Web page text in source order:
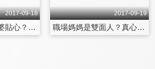
2017-09-18
靠北老公！對老婆貼心？一切都是陰謀？！ 第109集
2017-09-19
職場媽媽是雙面人？真心話大冒險？！ 第110集